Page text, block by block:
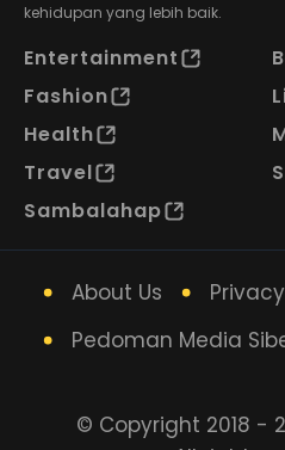
kehidupan yang lebih baik.
Entertainment
Fashion
Health
Travel
Sambalahap
About Us
Pedoman Media
© Copyright 2018 -